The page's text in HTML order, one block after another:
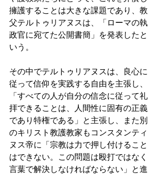
擁護することは大きな課題であり、教
父テルトゥリアヌスは、「ローマの執
政官に宛てた公開書簡」を発表したと
いう。
その中でテルトゥリアヌスは、良心に
従って信仰を実践する自由を主張し、
「すべての人が自分の信念に従って礼
拝できることは、人間性に固有の正義
であり特権である」と主張し、また別
のキリスト教護教家もコンスタンティ
ヌス帝に「宗教は力で押し付けること
はできない。この問題は殴打ではなく
言葉で解決しなければならない」と進